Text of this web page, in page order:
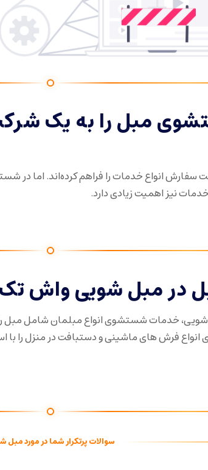
مبل را به یک
سفارش انواع خدمات را فراهم کرده‌اند. اما در
نیز اهمیت زیادی دارد.
در مبل شویی واش تک
خدمات شستشوی انواع مبلمان شامل مبل
فرش های ماشینی و دستبافت در منزل را با
سوالات پرتکرار شما در مورد مبل